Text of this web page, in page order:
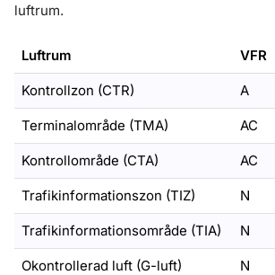
luftrum.
Luftrum VFR
Kontrollzon (CTR) A
Terminalområde (TMA) AC
Kontrollområde (CTA) AC
Trafikinformationszon (TIZ) N
Trafikinformationsområde (TIA) N
Okontrollerad luft (G-luft) N